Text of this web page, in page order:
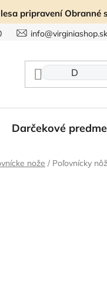
pripravení Obranné
info@virginiashop.sk
Darčekové
nože / Poľovnícky